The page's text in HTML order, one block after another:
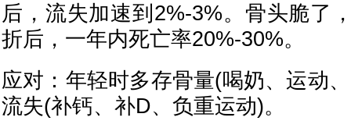
后，流失加速到2%-3%。骨头脆了
折后，一年内死亡率20%-30%。
应对：年轻时多存骨量(喝奶、运动
流失(补钙、补D、负重运动)。